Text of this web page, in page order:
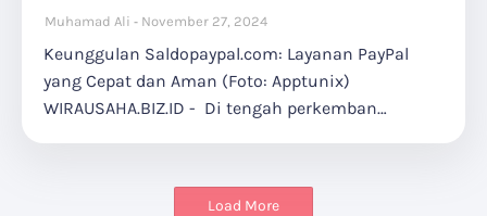
Muhamad Ali November 27, 2024
Keunggulan Saldopaypal.com: Layanan PayPal
yang Cepat dan Aman (Foto: Apptunix)
WIRAUSAHA.BIZ.ID - Di tengah perkemban…
Load More